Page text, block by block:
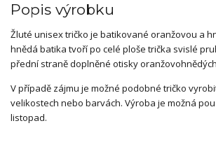
Popis výrobku
Žluté unisex tričko je batikované oranžovou a
hnědá batika tvoří po celé ploše trička svislé
přední straně doplněné otisky
V případě zájmu je možné podobné tričko
velikostech nebo barvách. Výroba je možná
listopad.